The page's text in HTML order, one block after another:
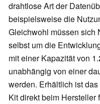
drahtlose Art der
beispielsweise die
Gleichwohl müssen sich
selbst um die
mit einer Kapazität von
unabhängig von einer
werden. Erhältlich ist
Kit direkt beim Hersteller